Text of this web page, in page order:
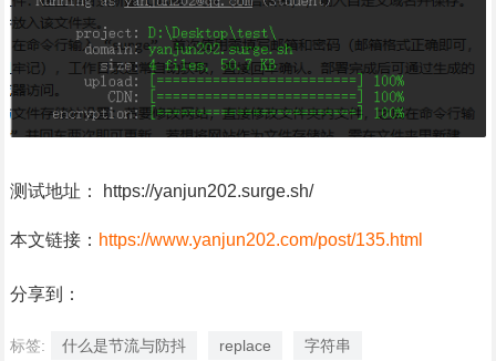
测试地址： https://yanjun202.surge.sh/
本文链接： https://www.yanjun202.com/post/135.html
分享到：
标签: 什么是节流与防抖 replace 字符串